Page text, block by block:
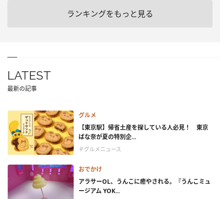
ランキングをもっと見る
LATEST
最新の記事
グルメ
【東京駅】帰省土産を探している人必見！ 東京
ばな奈が夏の特別企...
＃グルメニュース
おでかけ
アラサーOL、うんこに癒やされる。『うんこミュ
ージアム YOK...